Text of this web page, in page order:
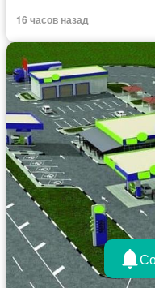
16 часов назад